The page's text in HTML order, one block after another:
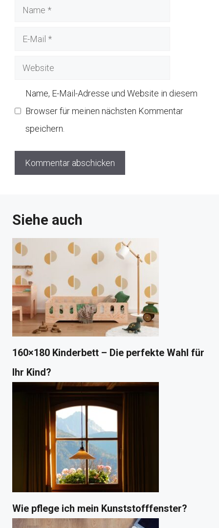
Name
Website
Name, E-Mail-Adresse und Website in diesem
Browser für meinen nächsten Kommentar
speichern.
Siehe auch
160×180 Kinderbett – Die perfekte Wahl für
Ihr Kind?
Wie pflege ich mein Kunststofffenster?